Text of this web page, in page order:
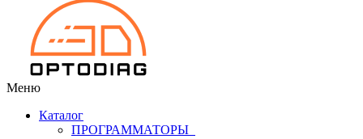
Меню
Каталог
ПРОГРАММАТОРЫ